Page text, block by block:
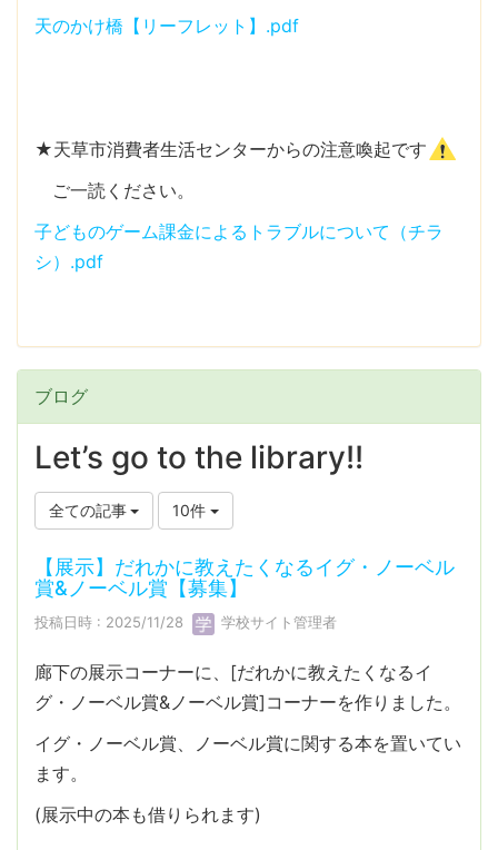
天のかけ橋【リーフレット】.pdf
★天草市消費者生活センターからの注意喚起です
ご一読ください。
子どものゲーム課金によるトラブルについて（チラ
シ）.pdf
ブログ
Let’s go to the library!!
全ての記事 10件
【展示】だれかに教えたくなるイグ・ノーベル
賞&ノーベル賞【募集】
投稿日時 : 2025/11/28 学校サイト管理者
廊下の展示コーナーに、[だれかに教えたくなるイ
グ・ノーベル賞&ノーベル賞]コーナーを作りました。
イグ・ノーベル賞、ノーベル賞に関する本を置いてい
ます。
(展示中の本も借りられます)